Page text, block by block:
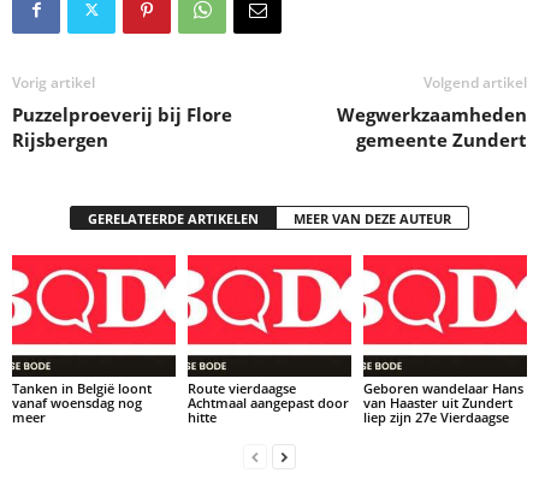
Vorig artikel
Puzzelproeverij bij Flore
Rijsbergen
Volgend artikel
Wegwerkzaamheden
gemeente Zundert
GERELATEERDE ARTIKELEN MEER VAN DEZE AUTEUR
Tanken in België loont
vanaf woensdag nog
meer
Route vierdaagse
Achtmaal aangepast door
hitte
Geboren wandelaar Hans
van Haaster uit Zundert
liep zijn 27e Vierdaagse